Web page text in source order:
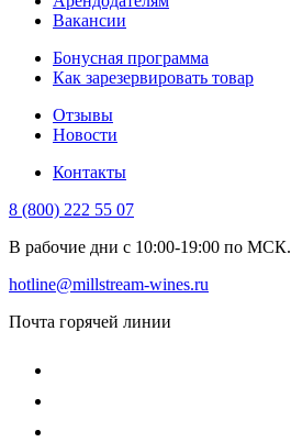
Вакансии
Бонусная программа
Как зарезервировать товар
Отзывы
Новости
Контакты
8 (800) 222 55 07
В рабочие дни с 10:00-19:00 по МСК.
hotline@millstream-wines.ru
Почта горячей линии